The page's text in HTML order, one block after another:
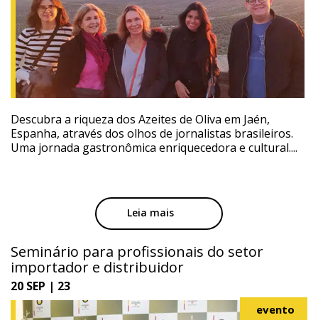
Descubra a riqueza dos Azeites de Oliva em Jaén,
Espanha, através dos olhos de jornalistas brasileiros.
Uma jornada gastronômica enriquecedora e cultural....
Leia mais
Seminário para profissionais do setor
importador e distribuidor
20 SEP | 23
evento